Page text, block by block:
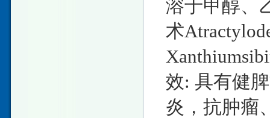
溶于甲醇、
术
效: 具有健
炎，抗肿瘤